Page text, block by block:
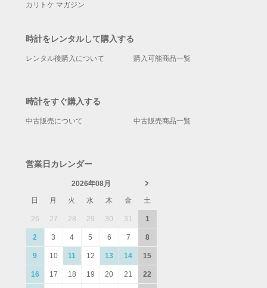
カリトケ マガジン
時計をレンタルして購入する
レンタル後購入について 購入可能商品一覧
時計をすぐ購入する
中古販売について 中古販売商品一覧
営業日カレンダー
2026年08月
日
月 火 水 木 金 土
26 27 28 29 30 31 1
2 3 4 5 6 7 8
9 10 11 12 13 14 15
16 17 18 19 20 21 22